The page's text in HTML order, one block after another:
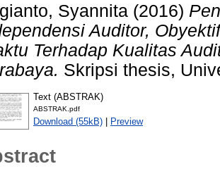
Syannita (2016)
Auditor,
Terhadap Kualitas
Skripsi thesis,
Text (ABSTRAK)
ABSTRAK.pdf
Download (55kB) | Preview